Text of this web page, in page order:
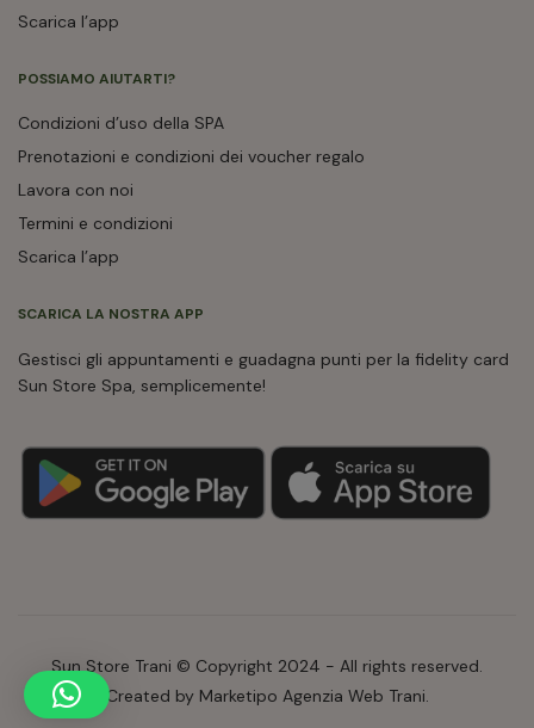
Scarica l’app
POSSIAMO AIUTARTI?
Condizioni d’uso della SPA
Prenotazioni e condizioni dei voucher regalo
Lavora con noi
Termini e condizioni
Scarica l’app
SCARICA LA NOSTRA APP
Gestisci gli appuntamenti e guadagna punti per la fidelity card
Sun Store Spa, semplicemente!
Sun Store Trani © Copyright 2024 - All rights reserved.
Created by Marketipo Agenzia Web Trani.